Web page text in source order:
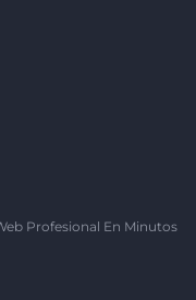
Profesional En Minutos